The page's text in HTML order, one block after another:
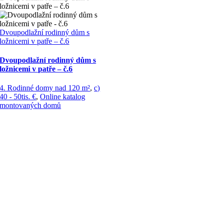
ložnicemi v patře – č.6
Dvoupodlažní rodinný dům s
ložnicemi v patře – č.6
Dvoupodlažní rodinný dům s
ložnicemi v patře – č.6
4. Rodinné domy nad 120 m²,c)
40 - 50tis. €,Online katalog
montovaných domů